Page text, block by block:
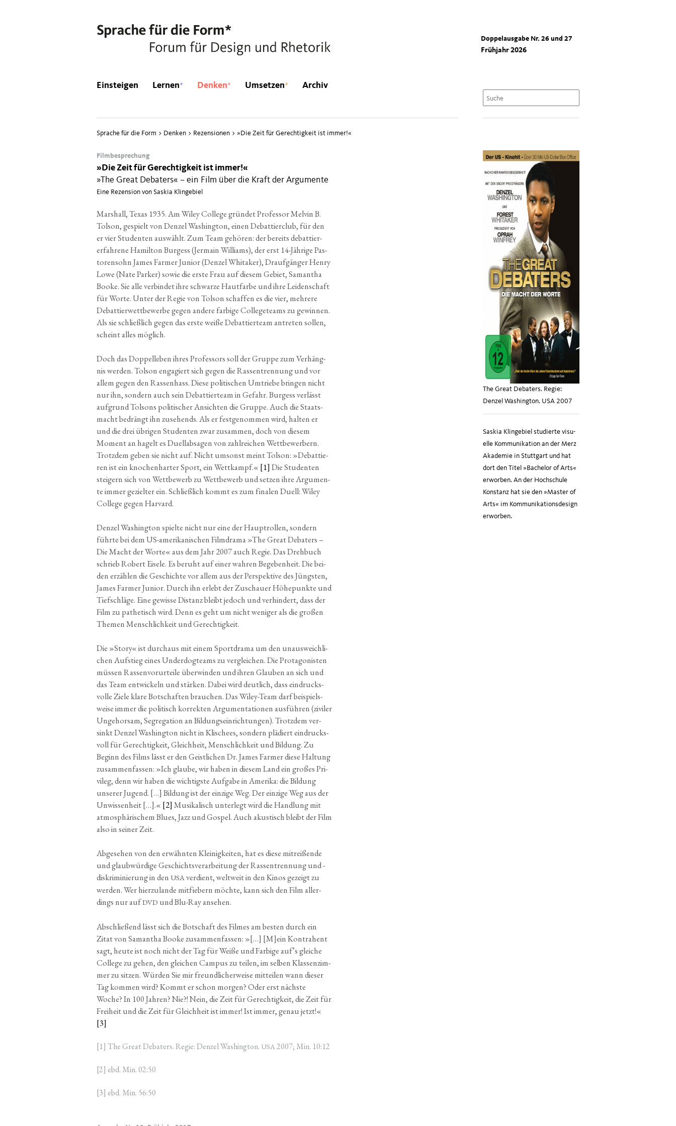
Einsteigen Lernen* Denken* Umsetzen* Archiv
Doppelausgabe Nr. 26 und 27
Frühjahr 2026
Sprache für die Form > Denken > Rezensionen > » Die Zeit für Gerechtigkeit ist immer!«
Filmbesprechung
» Die Zeit für Gerechtigkeit ist immer!«
»The Great Debaters« – ein Film über die Kraft der Argumente
Eine Rezension von Saskia Klingebiel
Mar­shall, Texas 1935. Am Wiley Col­lege grün­det Pro­fes­sor Mel­vin B.
Tol­son, gespielt von Den­zel Washing­ton, einen Debat­tier­club, für den
er vier Stu­den­ten aus­wählt. Zum Team gehö­ren: der bereits debat­tier-
erfah­re­ne Hamil­ton Bur­gess (Jer­main Wil­liams), der erst 14-Jäh­ri­ge Pas­
to­ren­sohn James Far­mer Juni­or (Den­zel Whita­ker), Drauf­gän­ger Hen­ry
Lowe (Nate Par­ker) sowie die ers­te Frau auf die­sem Gebiet, Saman­tha
Boo­ke. Sie alle ver­bin­det ihre schwar­ze Haut­far­be und ihre Lei­den­schaft
für Wor­te. Unter der Regie von Tol­son schaf­fen es die vier, meh­re­re
Debat­tier­wett­be­wer­be gegen ande­re far­bi­ge Col­lege­teams zu gewin­nen.
Als sie schließ­lich gegen das ers­te wei­ße Debat­tier­team antre­ten sol­len,
scheint alles möglich.
Doch das Dop­pel­le­ben ihres Pro­fes­sors soll der Grup­pe zum Ver­häng­
nis wer­den. Tol­son enga­giert sich gegen die Ras­sen­tren­nung und vor
allem gegen den Ras­sen­hass. Die­se poli­ti­schen Umtrie­be brin­gen nicht
nur ihn, son­dern auch sein Debat­tier­team in Gefahr. Bur­gess ver­lässt
auf­grund Tol­sons poli­ti­scher Ansich­ten die Grup­pe. Auch die Staats­
macht bedrängt ihn zuse­hends. Als er fest­ge­nom­men wird, hal­ten er
und die drei übri­gen Stu­den­ten zwar zusam­men, doch von die­sem
Moment an hagelt es Duell­ab­sa­gen von zahl­rei­chen Wett­be­wer­bern.
Trotz­dem geben sie nicht auf. Nicht umsonst meint Tol­son: »Debat­tie­
ren ist ein kno­chen­har­ter Sport, ein Wett­kampf.« [1] Die Stu­den­ten
stei­gern sich von Wett­be­werb zu Wett­be­werb und set­zen ihre Argu­men­
te immer geziel­ter ein. Schließ­lich kommt es zum fina­len Duell: Wiley
Col­lege gegen Harvard.
Den­zel Washing­ton spiel­te nicht nur eine der Haupt­rol­len, son­dern
führ­te bei dem US-ame­ri­ka­ni­schen Film­dra­ma »The Gre­at Deba­ters –
Die Macht der Wor­te« aus dem Jahr 2007 auch Regie. Das Dreh­buch
schrieb Robert Eise­le. Es beruht auf einer wah­ren Bege­ben­heit. Die bei­
den erzäh­len die Geschich­te vor allem aus der Per­spek­ti­ve des Jüngs­ten,
James Far­mer Juni­or. Durch ihn erlebt der Zuschau­er Höhe­punk­te und
Tief­schlä­ge. Eine gewis­se Distanz bleibt jedoch und ver­hin­dert, dass der
Film zu pathe­tisch wird. Denn es geht um nicht weni­ger als die gro­ßen
The­men Mensch­lich­keit und Gerechtigkeit.
Die »Sto­ry« ist durch­aus mit einem Sport­dra­ma um den unaus­weich­li­
chen Auf­stieg eines Under­dog­teams zu ver­glei­chen. Die Prot­ago­nis­ten
müs­sen Ras­sen­vor­ur­tei­le über­win­den und ihren Glau­ben an sich und
das Team ent­wi­ckeln und stär­ken. Dabei wird deut­lich, dass ein­drucks­
vol­le Zie­le kla­re Bot­schaf­ten brau­chen. Das Wiley-Team darf bei­spiels­
wei­se immer die poli­tisch kor­rek­ten Argu­men­ta­tio­nen aus­füh­ren (zivi­ler
Unge­hor­sam, Segre­ga­ti­on an Bil­dungs­ein­rich­tun­gen). Trotz­dem ver­
sinkt Den­zel Washing­ton nicht in Kli­schees, son­dern plä­diert ein­drucks­
voll für Gerech­tig­keit, Gleich­heit, Mensch­lich­keit und Bil­dung. Zu
Beginn des Films lässt er den Geist­li­chen Dr. James Far­mer die­se Hal­tung
zusam­men­fas­sen: »Ich glau­be, wir haben in die­sem Land ein gro­ßes Pri­
vi­leg, denn wir haben die wich­tigs­te Auf­ga­be in Ame­ri­ka: die Bil­dung
unse­rer Jugend. […] Bil­dung ist der ein­zi­ge Weg. Der ein­zi­ge Weg aus der
Unwis­sen­heit […].« [2] Musi­ka­lisch unter­legt wird die Hand­lung mit
atmo­sphä­ri­schem Blues, Jazz und Gos­pel. Auch akus­tisch bleibt der Film
also in sei­ner Zeit.
Abge­se­hen von den erwähn­ten Klei­nig­kei­ten, hat es die­se mit­rei­ßen­de
und glaub­wür­di­ge Geschichts­ver­ar­bei­tung der Ras­sen­tren­nung und -
dis­kri­mi­nie­rung in den USAver­dient, welt­weit in den Kinos gezeigt zu
wer­den. Wer hier­zu­lan­de mit­fie­bern möch­te, kann sich den Film aller­
dings nur aufDVD und Blu-Ray ansehen.
Abschlie­ßend lässt sich die Bot­schaft des Fil­mes am bes­ten durch ein
Zitat von Saman­tha Boo­ke zusam­men­fas­sen: »[…] [M]ein Kon­tra­hent
sagt, heu­te ist noch nicht der Tag für Wei­ße und Far­bi­ge auf’s glei­che
Col­lege zu gehen, den glei­chen Cam­pus zu tei­len, im sel­ben Klas­sen­zim­
mer zu sit­zen. Wür­den Sie mir freund­li­cher­wei­se mit­tei­len wann die­ser
Tag kom­men wird? Kommt er schon mor­gen? Oder erst nächs­te
Woche? In 100 Jah­ren? Nie?! Nein, die Zeit für Gerech­tig­keit, die Zeit für
Frei­heit und die Zeit für Gleich­heit ist immer! Ist immer, genau jetzt!«
[3]
[1] The Gre­at Deba­ters. Regie: Den­zel Washing­ton. USA2007; Min. 10:12
[2] ebd. Min. 02:50
[3] ebd. Min. 56:50
The Great Debaters. Regie:
Denzel Washington. USA 2007
Saskia Klin­ge­biel stu­dier­te visu­
el­le Kom­mu­ni­ka­ti­on an der Merz
Aka­de­mie in Stutt­gart und hat
dort den Titel »Bache­lor of Arts«
erwor­ben. An der Hoch­schu­le
Kon­stanz hat sie den »Mas­ter of
Arts« im Kom­mu­ni­ka­ti­ons­de­sign
erworben.